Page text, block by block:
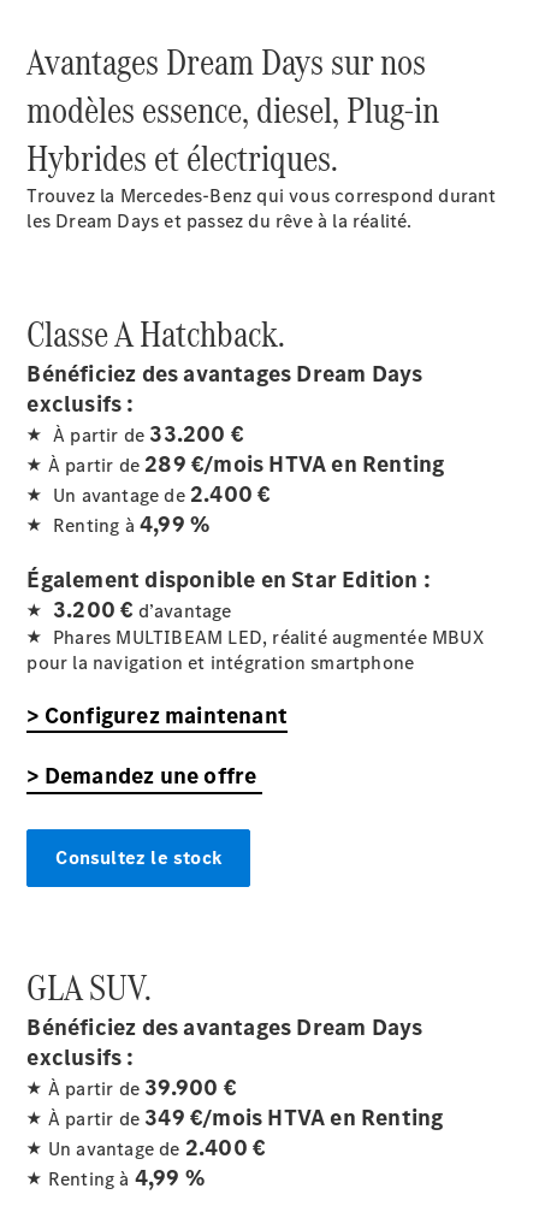
Configurateur
Voitures
neuves
rapidement
disponibles
SUV
Tous les
SUVs
EQA
Électrique
EQE
SUV
Électrique
EQS
SUV
Électrique
Maybach
EQS SUV
Électrique
GLA
GLA
Nouveau
GLA Nouveau Électrique
GLB
GLC
GLC Coupé
GLE
GLE
Nouveau
GLS
Nouveau
Mercedes-
Maybach
GLS
Mercedes-
Maybach
GLS
Nouveau
Classe G
Véhicule
Électrique
Avantages Dream Days sur nos
modèles essence, diesel, Plug-in
Hybrides et électriques.
Trouvez la Mercedes-Benz qui vous correspond durant
les Dream Days et passez du rêve à la réalité.
Classe AHatchback.
Bénéficiez des avantages Dream Days
exclusifs :
★ À partir de 33.200 €
★ À partir de 289 €/mois HTVA en Renting
★ Un avantage de 2.400 €
★ Renting à4,99 %
Également disponible en Star Edition :
★ 3.200 € d’avantage
★ Phares MULTIBEAM LED, réalité augmentée MBUX
pour la navigation et intégration smartphone
> Configurez maintenant
> Demandez une offre
Consultez le stock
GLASUV.
Bénéficiez des avantages Dream Days
exclusifs :
★ À partir de 39.900 €
★ À partir de 349 €/mois HTVA en Renting
★ Un avantage de 2.400 €
★ Renting à 4,99 %